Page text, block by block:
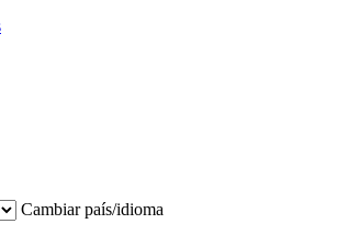
Cambiar país/idioma